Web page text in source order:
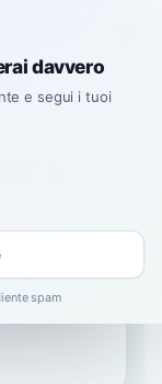
in
“cierre”—
davvero
e segui i tuoi
spam